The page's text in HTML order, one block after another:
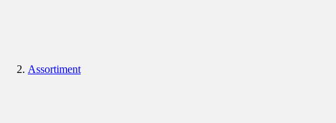
Assortiment